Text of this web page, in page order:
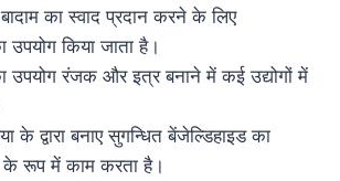
बादाम का स्वाद प्रदान करने के लिए
उपयोग किया जाता है।
उपयोग रंजक और इत्र बनाने में कई उद्योगों में
के द्वारा बनाए सुगन्धित बेंजेल्डिहाइड का
के रूप में काम करता है।